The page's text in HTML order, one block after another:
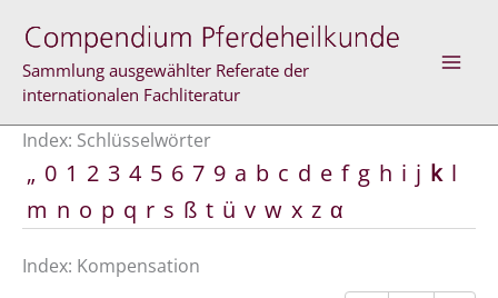
Inhalt
springen
Sammlung ausgewählter Referate der
internationalen Fachliteratur
Index: Schlüsselwörter
„ 0 1 2 3 4 5 6 7 9 a b c d e f g h i j k l
m n o p q r s ß t ü v w x z α
Index: Kompensation